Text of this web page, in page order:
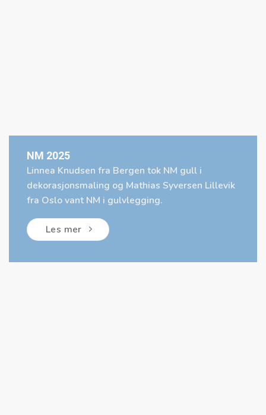
NM 2025
Linnea Knudsen fra Bergen tok NM gull i
dekorasjonsmaling og Mathias Syversen Lillevik
fra Oslo vant NM i gulvlegging.
Les mer